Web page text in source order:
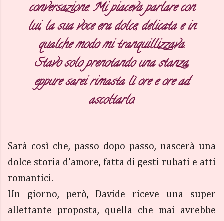
conversazione. Mi piaceva parlare con
lui, la sua voce era dolce, delicata e in
qualche modo mi tranquillizzava.
Stavo solo prenotando una stanza,
eppure sarei rimasta lì ore e ore ad
ascoltarlo.
Sarà così che, passo dopo passo, nascerà una
dolce storia d’amore, fatta di gesti rubati e atti
romantici.
Un giorno, però, Davide riceve una super
allettante proposta, quella che mai avrebbe